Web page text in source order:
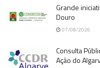
Grande
Douro
07/08/2026
Consulta
Ação do